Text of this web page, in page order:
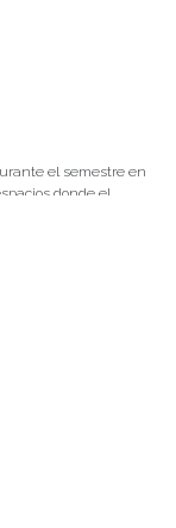
el semestre en
donde el